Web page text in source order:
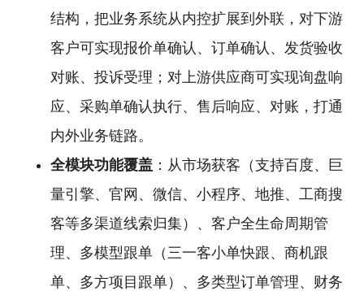
结构，把业务系统从内控扩展到外联，对下游
客户可实现报价单确认、订单确认、发货验收
对账、投诉受理；对上游供应商可实现询盘响
应、采购单确认执行、售后响应、对账，打通
内外业务链路。
全模块功能覆盖 ：从市场获客（支持百度、巨
量引擎、官网、微信、小程序、地推、工商搜
客等多渠道线索归集）、客户全生命周期管
理、多模型跟单（三一客小单快跟、商机跟
单、多方项目跟单）、多类型订单管理、财务